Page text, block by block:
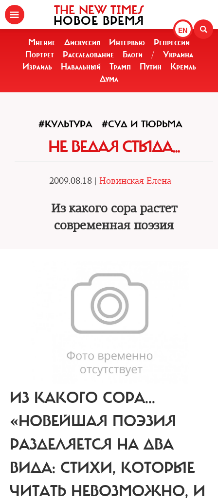
EN
THE NEW TIMES
НОВОЕ ВРЕМЯ
Мнение Дискуссия Интервью
Репрессии
Портрет
Расследование Блоги /
Украина
Израиль
Навальный Трамп Путин
Кремль
Дума
#КУЛЬТУРА #СУД И ТЮРЬМА
НЕ ВЕДАЯ СТЫДА...
2009.08.18 | Новинская Елена
Из какого сора растет
современная поэзия
ИЗ КАКОГО СОРА...
«НОВЕЙШАЯ ПОЭЗИЯ
РАЗДЕЛЯЕТСЯ НА ДВА
ВИДА: СТИХИ, КОТОРЫЕ
ЧИТАТЬ НЕВОЗМОЖНО, И